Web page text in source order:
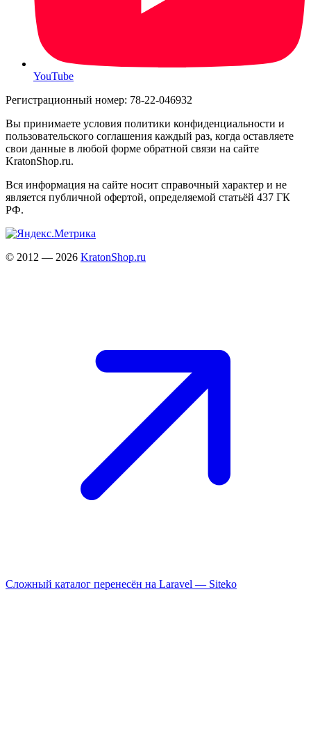
YouTube
Регистрационный номер: 78-22-046932
Вы принимаете условия политики конфиденциальности и
пользовательского соглашения каждый раз, когда оставляете
свои данные в любой форме обратной связи на сайте
KratonShop.ru.
Вся информация на сайте носит справочный характер и не
является публичной офертой, определяемой статьёй 437 ГК
РФ.
© 2012 — 2026 KratonShop.ru
Сложный каталог перенесён на Laravel — Siteko